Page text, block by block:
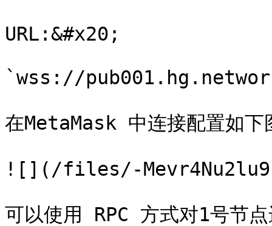
URL:&#x20;
`wss://
在MetaMask 中连接配置如下
![](/files/-
可以使用 RPC 方式对1号节